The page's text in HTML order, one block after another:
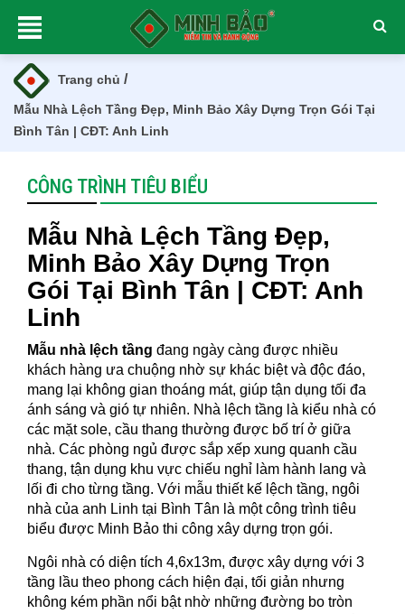
Trang chủ /
Mẫu Nhà Lệch Tầng Đẹp, Minh Bảo Xây Dựng Trọn Gói Tại
Bình Tân | CĐT: Anh Linh
CÔNG TRÌNH TIÊU BIỂU
Mẫu Nhà Lệch Tầng Đẹp,
Minh Bảo Xây Dựng Trọn
Gói Tại Bình Tân | CĐT: Anh
Linh
Mẫu nhà lệch tầng đang ngày càng được nhiều
khách hàng ưa chuộng nhờ sự khác biệt và độc đáo,
mang lại không gian thoáng mát, giúp tận dụng tối đa
ánh sáng và gió tự nhiên. Nhà lệch tầng là kiểu nhà có
các mặt sole, cầu thang thường được bố trí ở giữa
nhà. Các phòng ngủ được sắp xếp xung quanh cầu
thang, tận dụng khu vực chiếu nghỉ làm hành lang và
lối đi cho từng tầng. Với mẫu thiết kế lệch tầng, ngôi
nhà của anh Linh tại Bình Tân là một công trình tiêu
biểu được Minh Bảo thi công xây dựng trọn gói.
Ngôi nhà có diện tích 4,6x13m, được xây dựng với 3
tầng lầu theo phong cách hiện đại, tối giản nhưng
không kém phần nổi bật nhờ những đường bo tròn